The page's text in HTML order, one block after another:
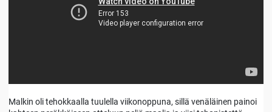
Malkin oli tehokkaalla tuulella viikonoppuna, sillä venäläinen painoi